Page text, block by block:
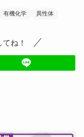
有機化学 異性体
ね！